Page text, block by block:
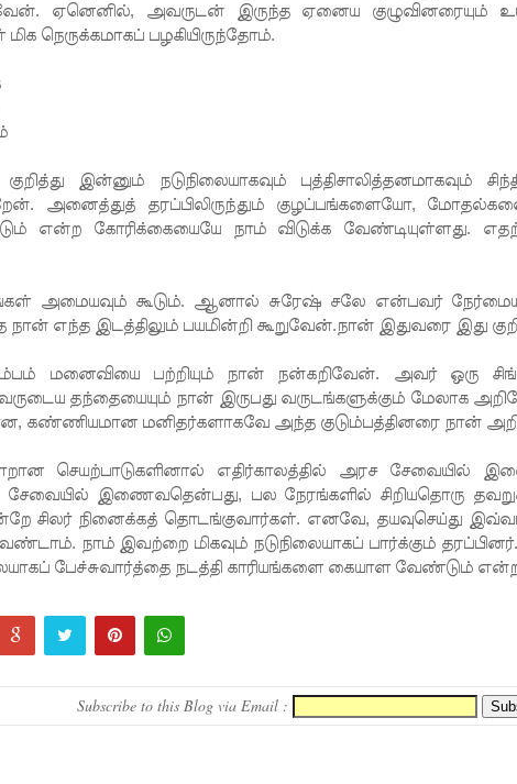
ஏனெனில், அவருடன் இருந்த ஏனைய குழுவினரையும்
நெருக்கமாகப் பழகியிருந்தோம்.
இன்னும் நடுநிலையாகவும் புத்திசாலித்தனமாகவும்
அனைத்துத் தரப்பிலிருந்தும் குழப்பங்களையோ,
என்ற கோரிக்கையையே நாம் விடுக்க வேண்டியுள்ளது.
அமையவும் கூடும். ஆனால் சுரேஷ் சலே என்பவர்
நான் எந்த இடத்திலும் பயமின்றி கூறுவேன்.நான் இதுவரை இது
மனைவியை பற்றியும் நான் நன்கறிவேன். அவர் ஒரு
தந்தையையும் நான் இருபது வருடங்களுக்கும் மேலாக
கண்ணியமான மனிதர்களாகவே அந்த குடும்பத்தினரை நான்
செயற்பாடுகளினால் எதிர்காலத்தில் அரச சேவையில்
இணைவதென்பது, பல நேரங்களில் சிறியதொரு
சிலர் நினைக்கத் தொடங்குவார்கள். எனவே, தயவுசெய்து
நாம் இவற்றை மிகவும் நடுநிலையாகப் பார்க்கும்
பேச்சுவார்த்தை நடத்தி காரியங்களை கையாள வேண்டும்
Subscribe to this Blog via Email :